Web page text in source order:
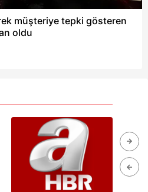
müşteriye tepki gösteren
oldu